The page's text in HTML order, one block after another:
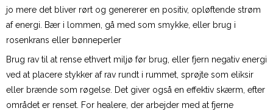
jo mere det bliver rørt og genererer en positiv, opløftende strøm
af energi. Bær i lommen, gå med som smykke, eller brug i
rosenkrans eller bønneperler
Brug rav til at rense ethvert miljø før brug, eller fjern negativ energi
ved at placere stykker af rav rundt i rummet, sprøjte som eliksir
eller brænde som røgelse. Det giver også en effektiv skærm, efter
området er renset. For healere, der arbejder med at fjerne